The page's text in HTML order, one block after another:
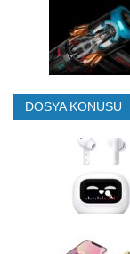
DOSYA KONUSU